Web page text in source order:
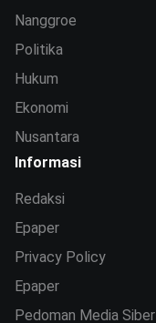
Nanggroe
Politika
Hukum
Ekonomi
Nusantara
Informasi
Redaksi
Epaper
Privacy Policy
Epaper
Pedoman Media Siber